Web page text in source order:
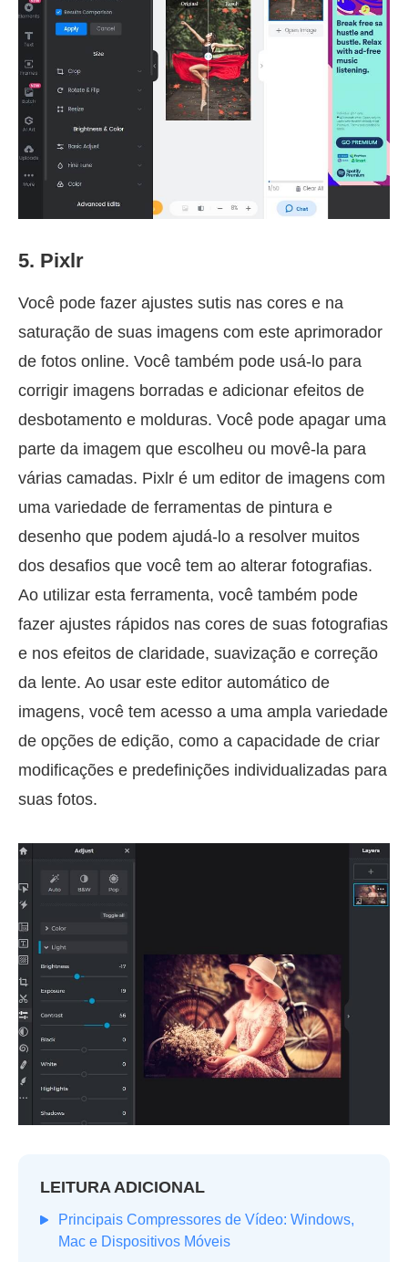
5. Pixlr
Você pode fazer ajustes sutis nas cores e na
saturação de suas imagens com este aprimorador
de fotos online. Você também pode usá-lo para
corrigir imagens borradas e adicionar efeitos de
desbotamento e molduras. Você pode apagar uma
parte da imagem que escolheu ou movê-la para
várias camadas. Pixlr é um editor de imagens com
uma variedade de ferramentas de pintura e
desenho que podem ajudá-lo a resolver muitos
dos desafios que você tem ao alterar fotografias.
Ao utilizar esta ferramenta, você também pode
fazer ajustes rápidos nas cores de suas fotografias
e nos efeitos de claridade, suavização e correção
da lente. Ao usar este editor automático de
imagens, você tem acesso a uma ampla variedade
de opções de edição, como a capacidade de criar
modificações e predefinições individualizadas para
suas fotos.
LEITURA ADICIONAL
Principais Compressores de Vídeo: Windows,
Mac e Dispositivos Móveis